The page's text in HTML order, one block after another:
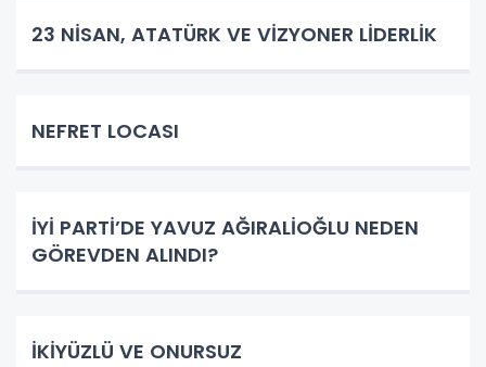
23 NİSAN, ATATÜRK VE VİZYONER LİDERLİK
NEFRET LOCASI
İYİ PARTİ’DE YAVUZ AĞIRALİOĞLU NEDEN
GÖREVDEN ALINDI?
İKİYÜZLÜ VE ONURSUZ